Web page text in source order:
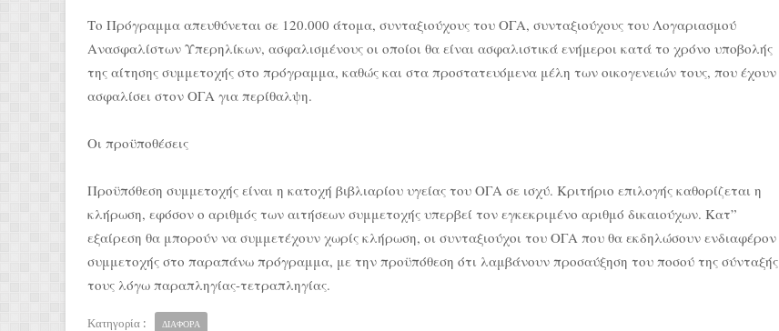
Το Πρόγραμμα απευθύνεται σε 120.000 άτομα, συνταξιούχους του ΟΓΑ, συνταξιούχους του Λογαριασμού
Ανασφαλίστων Υπερηλίκων, ασφαλισμένους οι οποίοι θα είναι ασφαλιστικά ενήμεροι κατά το χρόνο υποβολής
της αίτησης συμμετοχής στο πρόγραμμα, καθώς και στα προστατευόμενα μέλη των οικογενειών τους, που έχουν
ασφαλίσει στον ΟΓΑ για περίθαλψη.
Οι προϋποθέσεις
Προϋπόθεση συμμετοχής είναι η κατοχή βιβλιαρίου υγείας του ΟΓΑ σε ισχύ. Κριτήριο επιλογής καθορίζεται η
κλήρωση, εφόσον ο αριθμός των αιτήσεων συμμετοχής υπερβεί τον εγκεκριμένο αριθμό δικαιούχων. Κατ”
εξαίρεση θα μπορούν να συμμετέχουν χωρίς κλήρωση, οι συνταξιούχοι του ΟΓΑ που θα εκδηλώσουν ενδιαφέρον
συμμετοχής στο παραπάνω πρόγραμμα, με την προϋπόθεση ότι λαμβάνουν προσαύξηση του ποσού της σύνταξής
τους λόγω παραπληγίας-τετραπληγίας.
Κατηγορία : ΔΙΑΦΟΡΑ